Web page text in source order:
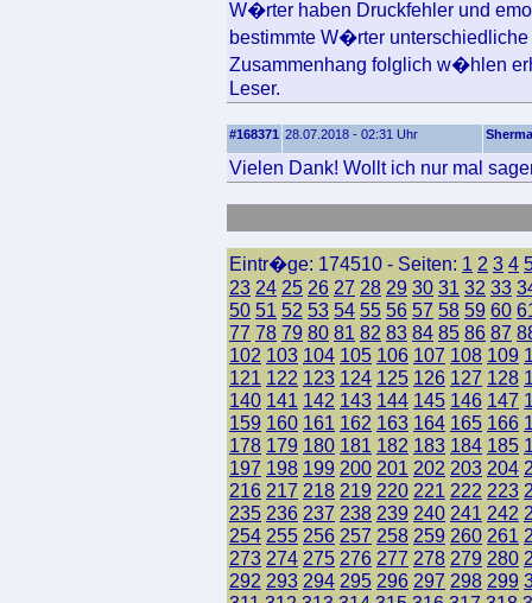
W�rter haben Druckfehler und
bestimmte W�rter
Zusammenhang folglich w�hlen
Leser.
#168371 28.07.2018 - 02:31 Uhr
Vielen Dank! Wollt ich nur mal
Eintr�ge: 174510 - Seiten: 1 2 3 4
23 24 25 26 27 28 29 30 31 32 33
50 51 52 53 54 55 56 57 58 59 60
77 78 79 80 81 82 83 84 85 86 87
102 103 104 105 106 107 108 109
121 122 123 124 125 126 127 128
140 141 142 143 144 145 146 147
159 160 161 162 163 164 165 166
178 179 180 181 182 183 184 185
197 198 199 200 201 202 203 204
216 217 218 219 220 221 222 223
235 236 237 238 239 240 241 242
254 255 256 257 258 259 260 261
273 274 275 276 277 278 279 280
292 293 294 295 296 297 298 299